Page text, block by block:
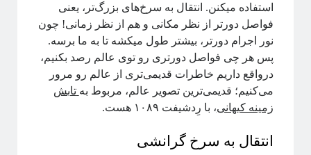
استفاده میکنن. انتقال به سرخ‌های بزرگ‌تر، یعنی
فواصل دورتر از نظر مکانی و هم از نظر زمانی! چون
نور اجرام دورتر، بیشتر طول میکشه تا به ما برسه.
پس هر چی فواصل دورتری رو توی عالم رصد بکنیم،
درواقع داریم خاطرات قدیمی‌تری از عالم رو مرور
می‌کنیم؛ قدیمی‌ترین تصویر عالم، مربوط به تابش
زمینه کیهانی، با رِدشیفت ۱۰۸۹ هست.
انتقال به سرخ گرانشی